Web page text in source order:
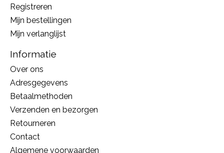
Registreren
Mijn bestellingen
Mijn verlanglijst
Informatie
Over ons
Adresgegevens
Betaalmethoden
Verzenden en bezorgen
Retourneren
Contact
Algemene voorwaarden